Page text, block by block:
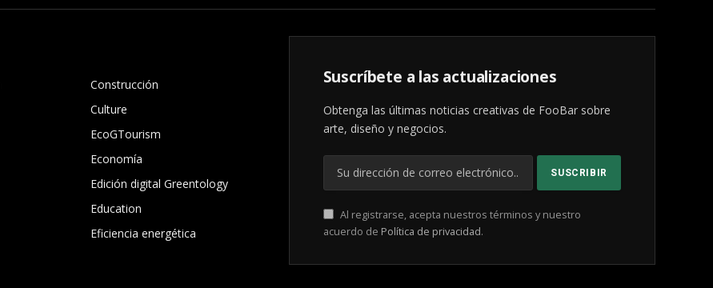
Construcción
Culture
EcoGTourism
Economía
Edición digital Greentology
Education
Eficiencia energética
Suscríbete a las actualizaciones
Obtenga las últimas noticias creativas de FooBar sobre
arte, diseño y negocios.
Al registrarse, acepta nuestros términos y nuestro
acuerdo de Política de privacidad.